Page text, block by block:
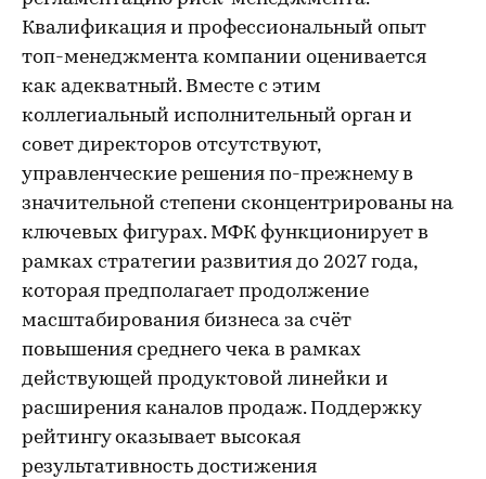
Квалификация и профессиональный опыт
топ-менеджмента компании оценивается
как адекватный. Вместе с этим
коллегиальный исполнительный орган и
совет директоров отсутствуют,
управленческие решения по-прежнему в
значительной степени сконцентрированы на
ключевых фигурах. МФК функционирует в
рамках стратегии развития до 2027 года,
которая предполагает продолжение
масштабирования бизнеса за счёт
повышения среднего чека в рамках
действующей продуктовой линейки и
расширения каналов продаж. Поддержку
рейтингу оказывает высокая
результативность достижения